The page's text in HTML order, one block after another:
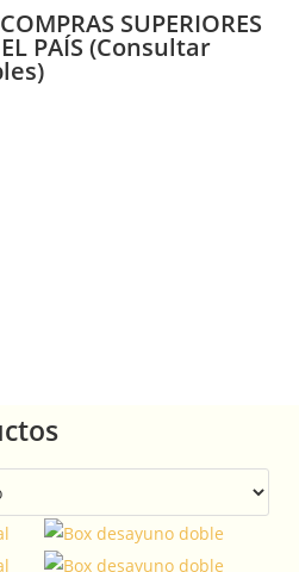
SUPERIORES
PAÍS (Consultar